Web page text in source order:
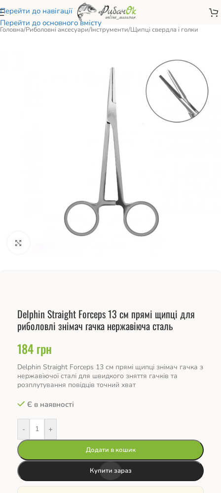
Перейти до навігації
Перейти до основного вмісту
Головна/Риболовні аксесуари/Інструменти/Щипці свердла і голки
Delphin Straight Forceps 13 см прямі щипці для
риболовлі знімач гачка нержавіюча сталь
184грн
Delphin Straight Forceps 13 см прямі щипці знімач гачка з
нержавіючої сталі для швидкого зняття гачків та
розплутування повідців точний хват
Є в наявності
- +
Додати в кошик
Купити зараз